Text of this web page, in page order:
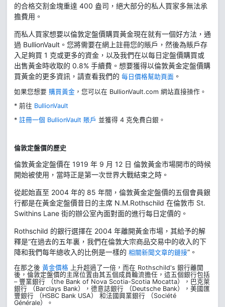
的合格交割金塊重達 400 盎司，絕大部分的私人買家多無法承
擔費用。
而私人買家想要以倫敦定盤價購買黃金現在就有一個好方法，通
過 BullionVault。您將需要在網上註冊您的賬戶，然後為賬戶存
入足夠買 1 克或更多的資金，以及我們在以每日定盤價購買或
出售黃金時收取的 0.8% 手續費。想要獲得以倫敦黃金定盤價購
買黃金的更多資訊，請查看我們的 每日價格幫助頁面 。
如果您想要 購買黃金 ，您可以在 BullionVault.com 網站直接操作。
* 前往 BullionVault
* 註冊一個 BullionVault 賬戶 並獲得 4 克免費白銀。
倫敦定盤價的歷史
倫敦黃金定盤價在 1919 年 9 月 12 日 倫敦黃金市場開市的時候
開始被使用，當時正是第一次世界大戰結束之時。
從起始直至 2004 年的 85 年間，倫敦黃金定盤價的五個會員銀
行都是在黃金定盤價昔日的主席 N.M.Rothschild 在倫敦市 St.
Swithins Lane 街的辦公室內面對面的進行每日定價的。
Rothschild 的銀行選擇在 2004 年離開黃金市場，其給予的解
釋是“在過去的五年裏，我們在倫敦大宗商品交易中的收入的下
降和我們每年總收入的比例是一樣的 相關新聞文章的鏈接”。
在那之後 黃金價格 上升超過了一倍，而在 Rothschild's 銀行離開
後，倫敦定盤價的主席位置由其五個成員輪流擔任，這五個銀行包括
– 豐業銀行 （the Bank of Nova Scotia-Scotia Mocatta），巴克萊
銀行 （Barclays Bank），德意誌銀行 （Deutsche Bank），美國匯
豐銀行 （HSBC Bank USA） 和法國興業銀行 （Société
Générale）。